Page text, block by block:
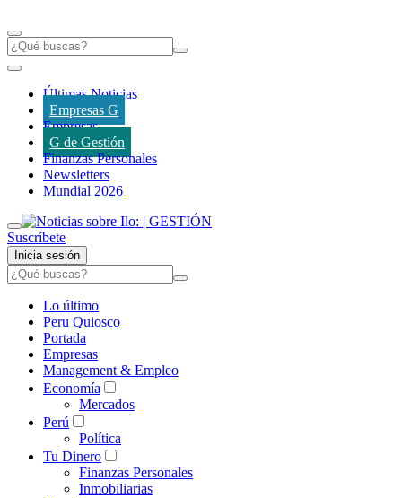
Últimas Noticias
Empresas G
Empresas
G de Gestión
Finanzas Personales
Newsletters
Mundial 2026
Suscríbete
Inicia sesión
Lo último
Peru Quiosco
Portada
Empresas
Management & Empleo
Economía
Mercados
Perú
Política
Tu Dinero
Finanzas Personales
Inmobiliarias